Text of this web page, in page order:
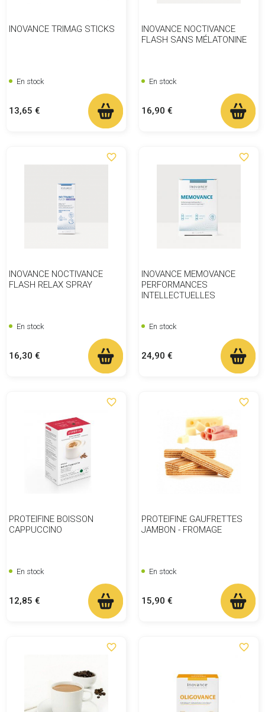
INOVANCE TRIMAG STICKS
En stock
Prix
13,65 €
INOVANCE NOCTIVANCE
FLASH SANS MÉLATONINE
En stock
Prix
16,90 €
favorite_border
INOVANCE NOCTIVANCE
FLASH RELAX SPRAY
En stock
Prix
16,30 €
favorite_border
INOVANCE MEMOVANCE
PERFORMANCES
INTELLECTUELLES
En stock
Prix
24,90 €
favorite_border
PROTEIFINE BOISSON
CAPPUCCINO
En stock
Prix
12,85 €
favorite_border
PROTEIFINE GAUFRETTES
JAMBON - FROMAGE
En stock
Prix
15,90 €
favorite_border favorite_border